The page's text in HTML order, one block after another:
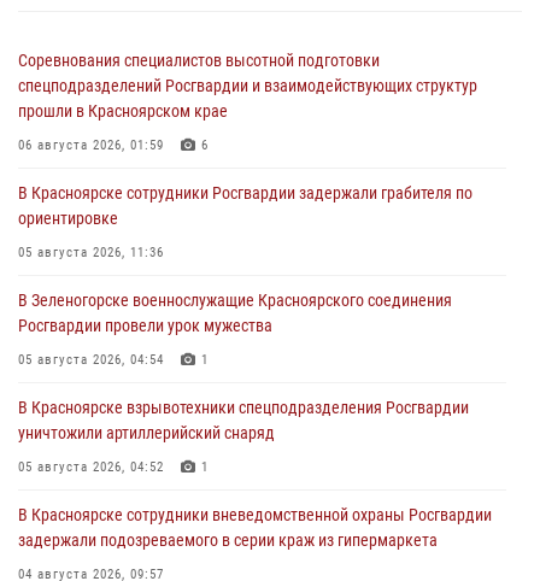
Соревнования специалистов высотной подготовки
спецподразделений Росгвардии и взаимодействующих структур
прошли в Красноярском крае
06 августа 2026, 01:59 6
В Красноярске сотрудники Росгвардии задержали грабителя по
ориентировке
05 августа 2026, 11:36
В Зеленогорске военнослужащие Красноярского соединения
Росгвардии провели урок мужества
05 августа 2026, 04:54 1
В Красноярске взрывотехники спецподразделения Росгвардии
уничтожили артиллерийский снаряд
05 августа 2026, 04:52 1
В Красноярске сотрудники вневедомственной охраны Росгвардии
задержали подозреваемого в серии краж из гипермаркета
04 августа 2026, 09:57